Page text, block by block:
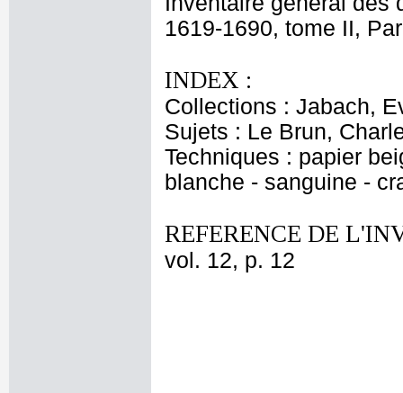
1619-1690, tome II,
INDEX :
Collections : Jabach,
Sujets : Le Brun,
Techniques : papier
blanche - sanguine -
REFERENCE DE
vol. 12, p. 12